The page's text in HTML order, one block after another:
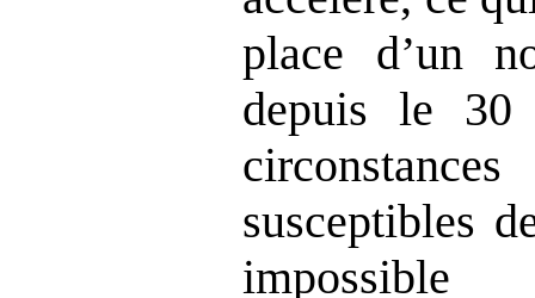
place d’un
depuis le 30
susceptibles